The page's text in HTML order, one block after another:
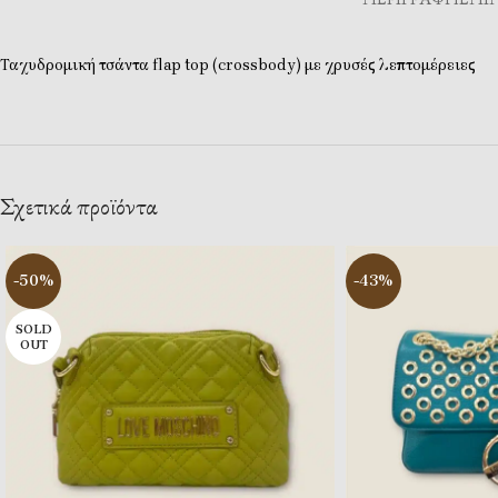
Ταχυδρομική τσάντα flap top (crossbody) με χρυσές λεπτομέρειες
Σχετικά προϊόντα
-50%
SOLD
OUT
-43%